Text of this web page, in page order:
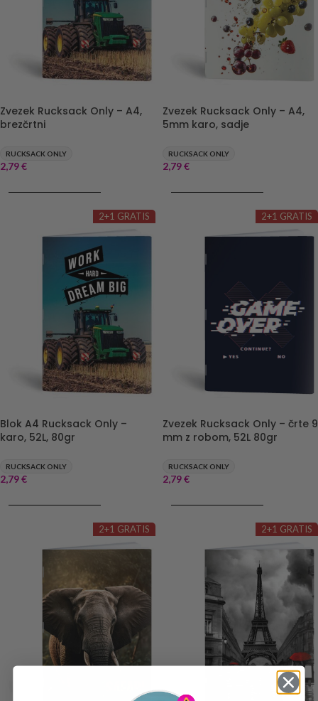
Zvezek Rucksack Only – A4,
brezčrtni
RUCKSACK ONLY
2,79€
Zvezek Rucksack Only – A4,
5mm karo, sadje
RUCKSACK ONLY
2,79€
2+1 GRATIS
Blok A4 Rucksack Only –
karo, 52L, 80gr
RUCKSACK ONLY
2,79€
2+1 GRATIS
Zvezek Rucksack Only – črte 9
mm z robom, 52L 80gr
RUCKSACK ONLY
2,79€
2+1 GRATIS 2+1 GRATIS